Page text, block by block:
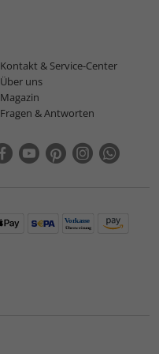
Kontakt & Service-Center
Über uns
Magazin
Fragen & Antworten